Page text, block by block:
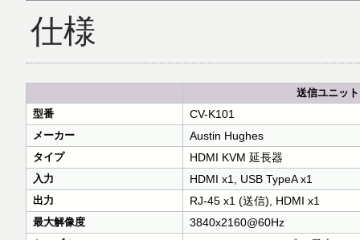
仕様
送信ユニット
型番
CV-K101
メーカー Austin Hughes
タイプ HDMI KVM 延長器
入力 HDMI x1, USB TypeA x1
出力 RJ-45 x1 (送信), HDMI x1
最大解像度 3840x2160@60Hz